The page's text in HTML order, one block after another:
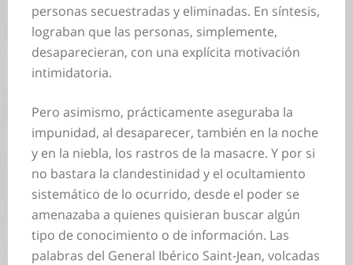
personas secuestradas y eliminadas. En síntesis,
lograban que las personas, simplemente,
desaparecieran, con una explícita motivación
intimidatoria.
Pero asimismo, prácticamente aseguraba la
impunidad, al desaparecer, también en la noche
y en la niebla, los rastros de la masacre. Y por si
no bastara la clandestinidad y el ocultamiento
sistemático de lo ocurrido, desde el poder se
amenazaba a quienes quisieran buscar algún
tipo de conocimiento o de información. Las
palabras del General Ibérico Saint-Jean, volcadas